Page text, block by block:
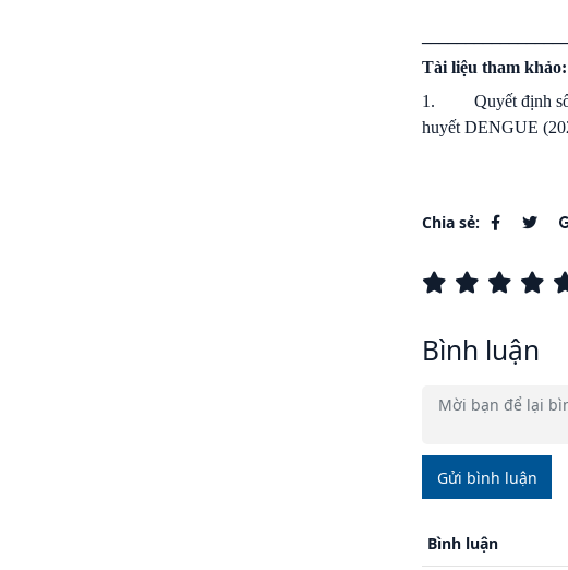
Tài liệu tham khảo:
1.
Quyết định
huyết DENGUE
Chia sẻ:
Bình luận
Gửi bình luận
Bình luận